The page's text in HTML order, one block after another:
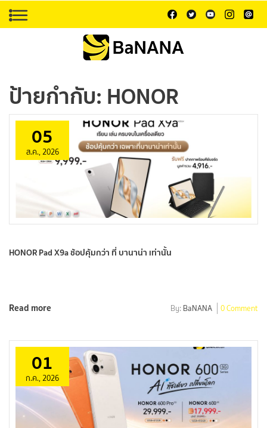
ป้ายกำกับ: HONOR
05
ส.ค., 2026
HONOR Pad X9a ช้อปคุ้มกว่า ที่ บานาน่า เท่านั้น
Read more By: BaNANA 0 Comment
01
ก.ค., 2026